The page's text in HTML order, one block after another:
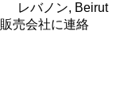
レバノン, Beirut
販売会社に連絡